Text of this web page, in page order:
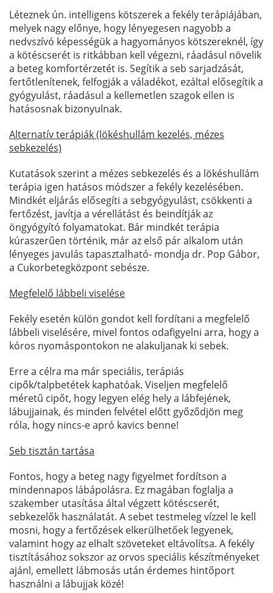
Léteznek ún. intelligens kötszerek a fekély terápiájában,
melyek nagy előnye, hogy lényegesen nagyobb a
nedvszívó képességük a hagyományos kötszereknél, így
a kötéscserét is ritkábban kell végezni, ráadásul növelik
a beteg komfortérzetét is. Segítik a seb sarjadzását,
fertőtlenítenek, felfogják a váladékot, ezáltal elősegítik a
gyógyulást, ráadásul a kellemetlen szagok ellen is
hatásosnak bizonyulnak.
Alternatív terápiák (lökéshullám kezelés, mézes
sebkezelés)
Kutatások szerint a mézes sebkezelés és a lökéshullám
terápia igen hatásos módszer a fekély kezelésében.
Mindkét eljárás elősegíti a sebgyógyulást, csökkenti a
fertőzést, javítja a vérellátást és beindítják az
öngyógyító folyamatokat. Bár mindkét terápia
kúraszerűen történik, már az első pár alkalom után
lényeges javulás tapasztalható- mondja dr. Pop Gábor,
a Cukorbetegközpont sebésze.
Megfelelő lábbeli viselése
Fekély esetén külön gondot kell fordítani a megfelelő
lábbeli viselésére, mivel fontos odafigyelni arra, hogy a
kóros nyomáspontokon ne alakuljanak ki sebek.
Erre a célra ma már speciális, terápiás
cipők/talpbetétek kaphatóak. Viseljen megfelelő
méretű cipőt, hogy legyen elég hely a lábfejének,
lábujjainak, és minden felvétel előtt győződjön meg
róla, hogy nincs-e apró kavics benne!
Seb tisztán tartása
Fontos, hogy a beteg nagy figyelmet fordítson a
mindennapos lábápolásra. Ez magában foglalja a
szakember utasítása által végzett kötéscserét,
sebkezelők használatát. A sebet testmeleg vízzel le kell
mosni, hogy a fertőzések elkerülhetőek legyenek,
valamint hogy az elhalt szöveteket eltávolítsa. A fekély
tisztításához sokszor az orvos speciális készítményeket
ajánl, emellett lábmosás után érdemes hintőport
használni a lábujjak közé!